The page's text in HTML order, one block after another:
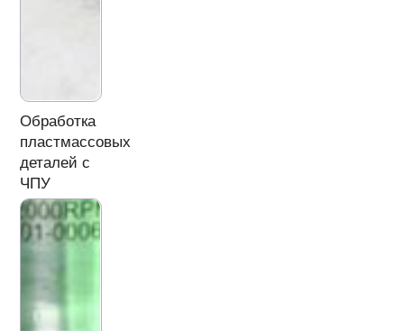
Обработка
пластмассовых
деталей с
ЧПУ